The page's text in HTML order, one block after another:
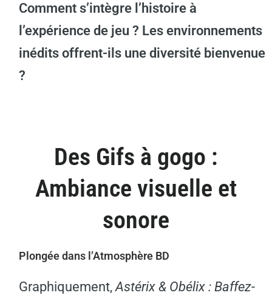
Comment s’intègre l’histoire à
l’expérience de jeu ? Les environnements
inédits offrent-ils une diversité bienvenue
?
Des Gifs à gogo :
Ambiance visuelle et
sonore
Plongée dans l’Atmosphère BD
Graphiquement,Astérix & Obélix : Baffez-